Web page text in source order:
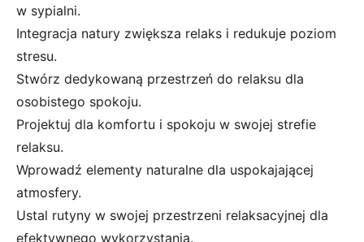
w sypialni.
Integracja natury zwiększa relaks i redukuje poziom
stresu.
Stwórz dedykowaną przestrzeń do relaksu dla
osobistego spokoju.
Projektuj dla komfortu i spokoju w swojej strefie
relaksu.
Wprowadź elementy naturalne dla uspokajającej
atmosfery.
Ustal rutyny w swojej przestrzeni relaksacyjnej dla
efektywnego wykorzystania.